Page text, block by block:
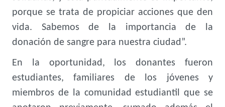
porque se trata de propiciar acciones que den
vida. Sabemos de la importancia de la
donación de sangre para nuestra ciudad”.
En la oportunidad, los donantes fueron
estudiantes, familiares de los jóvenes y
miembros de la comunidad estudiantil que se